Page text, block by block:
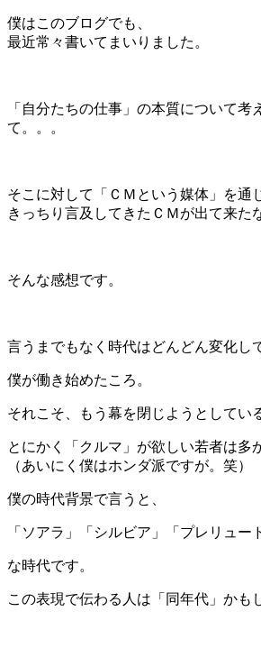
僕はこのブログでも、
最近常々書いてまいりました。
「自分たちの仕事」の本質について考
て。。。
そこに対して「ＣＭという媒体」を通
きっちり言及してきたＣＭが出て来た
そんな感想です。
言うまでもなく時代はどんどん変化し
僕が働き始めたころ。
それこそ、もう幕を閉じようとしてい
とにかく「クルマ」が欲しい若者は多
（あいにく僕はホンダ派ですが。笑）
僕の時代背景で言うと、
「ソアラ」「シルビア」「プレリュー
な時代です。
この表現で伝わる人は「同年代」かも